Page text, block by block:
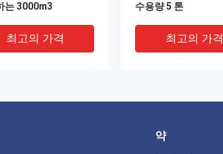
는 3000m3
최고의 가격
수용량 5 톤
최고의 가격
약